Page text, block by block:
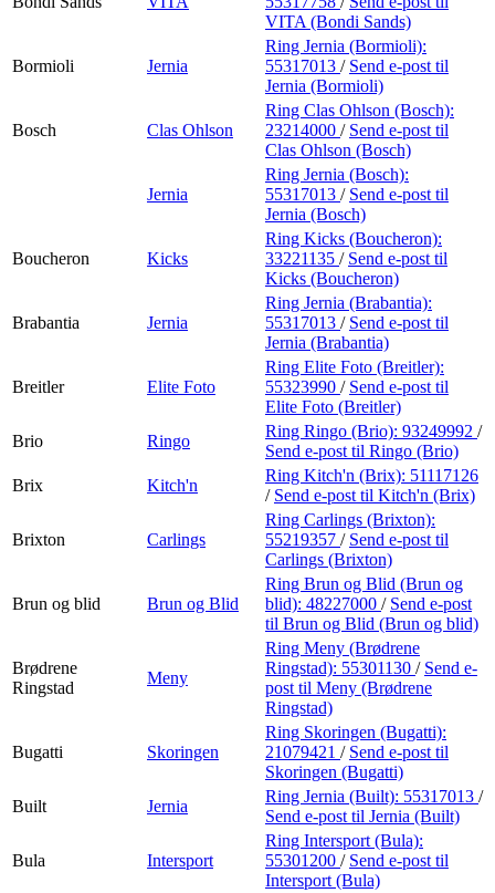
VITA (Bondi Sands)
Bormioli Jernia
Ring Jernia (Bormioli):
55317013 / Send e-post til
Jernia (Bormioli)
Bosch Clas Ohlson
Ring Clas Ohlson (Bosch):
23214000 / Send e-post til
Clas Ohlson (Bosch)
Jernia
Ring Jernia (Bosch):
55317013 / Send e-post til
Jernia (Bosch)
Boucheron Kicks
Ring Kicks (Boucheron):
33221135 / Send e-post til
Kicks (Boucheron)
Brabantia Jernia
Ring Jernia (Brabantia):
55317013 / Send e-post til
Jernia (Brabantia)
Breitler Elite Foto
Ring Elite Foto (Breitler):
55323990 / Send e-post til
Elite Foto (Breitler)
Brio
Ringo
Ring Ringo (Brio): 93249992 /
Send e-post til Ringo (Brio)
Brix
Kitch'n
Ring Kitch'n (Brix): 51117126
/ Send e-post til Kitch'n (Brix)
Brixton Carlings
Ring Carlings (Brixton):
55219357 / Send e-post til
Carlings (Brixton)
Brun og blid Brun og Blid
Ring Brun og Blid (Brun og
blid): 48227000 / Send e-post
til Brun og Blid (Brun og blid)
Brødrene
Ringstad
Meny
Ring Meny (Brødrene
Ringstad): 55301130 / Send e-
post til Meny (Brødrene
Ringstad)
Bugatti Skoringen
Ring Skoringen (Bugatti):
21079421 / Send e-post til
Skoringen (Bugatti)
Built
Jernia
Ring Jernia (Built): 55317013 /
Send e-post til Jernia (Built)
Bula Intersport
Ring Intersport (Bula):
55301200 / Send e-post til
Intersport (Bula)